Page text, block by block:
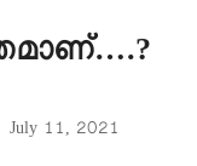
July 11, 2021